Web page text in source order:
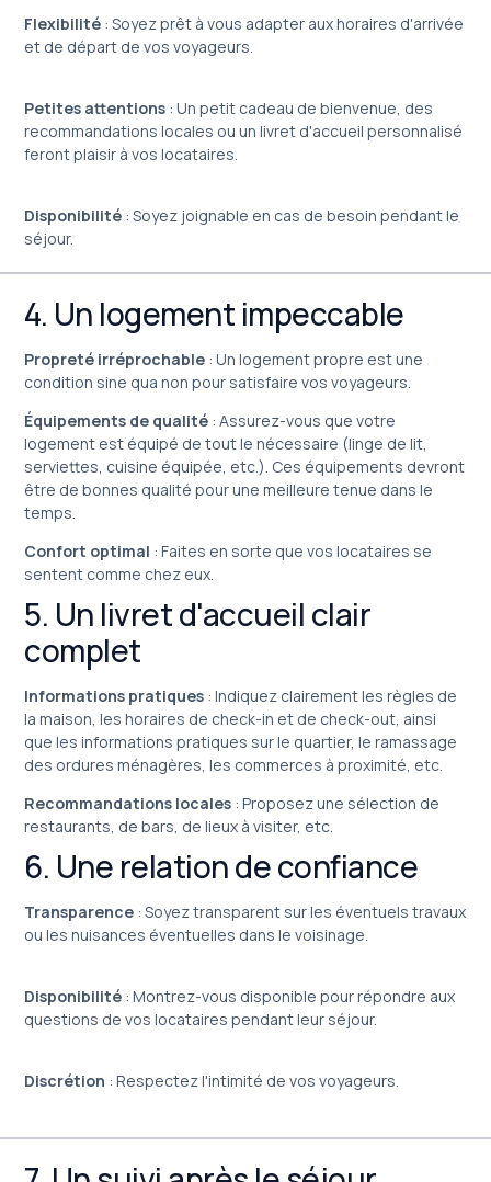
Flexibilité : Soyez prêt à vous adapter aux horaires d'arrivée
et de départ de vos voyageurs.
Petites attentions : Un petit cadeau de bienvenue, des
recommandations locales ou un livret d'accueil personnalisé
feront plaisir à vos locataires.
Disponibilité : Soyez joignable en cas de besoin pendant le
séjour.
4. Un logement impeccable
Propreté irréprochable : Un logement propre est une
condition sine qua non pour satisfaire vos voyageurs.
Équipements de qualité : Assurez-vous que votre
logement est équipé de tout le nécessaire (linge de lit,
serviettes, cuisine équipée, etc.). Ces équipements devront
être de bonnes qualité pour une meilleure tenue dans le
temps.
Confort optimal : Faites en sorte que vos locataires se
sentent comme chez eux.
5. Un livret d'accueil clair
complet
Informations pratiques : Indiquez clairement les règles de
la maison, les horaires de check-in et de check-out, ainsi
que les informations pratiques sur le quartier, le ramassage
des ordures ménagères, les commerces à proximité, etc.
Recommandations locales : Proposez une sélection de
restaurants, de bars, de lieux à visiter, etc.
6. Une relation de confiance
Transparence : Soyez transparent sur les éventuels travaux
ou les nuisances éventuelles dans le voisinage.
Disponibilité : Montrez-vous disponible pour répondre aux
questions de vos locataires pendant leur séjour.
Discrétion : Respectez l'intimité de vos voyageurs.